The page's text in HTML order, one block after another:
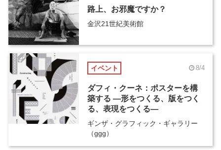
路上、お邪魔ですか？
金沢21世紀美術館
イベント 8/4
ダフィ・クーネ：ポスターを構
築する ―形をつくる、版をつく
る、表現をつくる―
ギンザ・グラフィック・ギャラリー
（ggg）